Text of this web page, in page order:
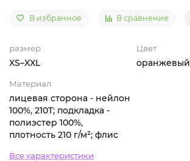
В избранное В сравнение
размер
XS–XXL
Цвет
оранжевый
Материал
лицевая сторона - нейлон
100%, 210T; подкладка -
полиэстер 100%,
плотность 210 г/м²; флис
Все характеристики